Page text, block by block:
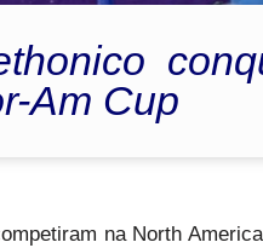
Am Cup
na North